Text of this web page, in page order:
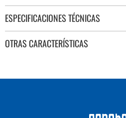
ESPECIFICACIONES TÉCNICAS
OTRAS CARACTERÍSTICAS